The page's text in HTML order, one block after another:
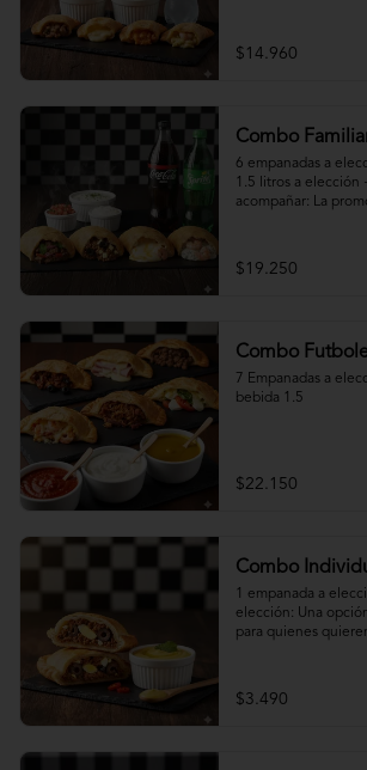
con nuestras
Una promo práctica,
$14.960
Combo
6 empanadas a
1.5 litros a elección
acompañar: La
horno—,
helada y nuestras
$19.250
Combo
7 Empanadas a
bebida 1.5
$22.150
Combo
1 empanada a
elección: Una
para quienes
de nuestras salsas
pausa rápida o un
$3.490